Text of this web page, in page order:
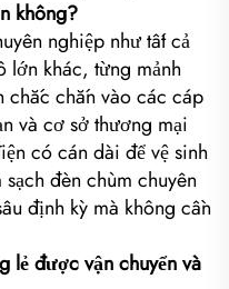
không?
nghiệp như tất cả
lớn khác, từng mảnh
chắn vào các cáp
và cơ sở thương mại
có cán dài để vệ sinh
đèn chùm chuyên
định kỳ mà không cần
lẻ được vận chuyển và